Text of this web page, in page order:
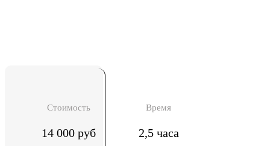
Стоимость Время
14 000 руб 2,5 часа